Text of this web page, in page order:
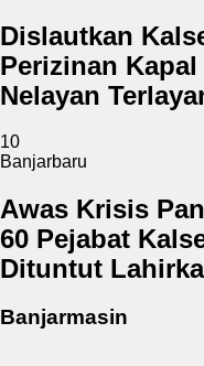
Dislautkan
Perizinan
Nelayan
10
Banjarbaru
Awas Krisis
60 Pejabat
Dituntut
Banjarmasin